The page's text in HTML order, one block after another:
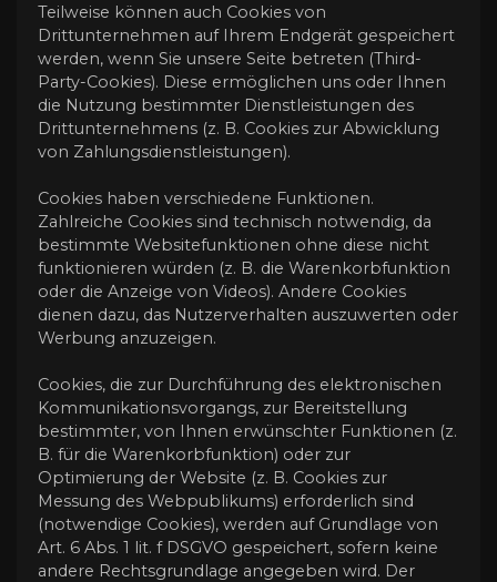
Teilweise können auch Cookies von
Drittunternehmen auf Ihrem Endgerät gespeichert
werden, wenn Sie unsere Seite betreten (Third-
Party-Cookies). Diese ermöglichen uns oder Ihnen
die Nutzung bestimmter Dienstleistungen des
Drittunternehmens (z. B. Cookies zur Abwicklung
von Zahlungsdienstleistungen).
Cookies haben verschiedene Funktionen.
Zahlreiche Cookies sind technisch notwendig, da
bestimmte Websitefunktionen ohne diese nicht
funktionieren würden (z. B. die Warenkorbfunktion
oder die Anzeige von Videos). Andere Cookies
dienen dazu, das Nutzerverhalten auszuwerten oder
Werbung anzuzeigen.
Cookies, die zur Durchführung des elektronischen
Kommunikationsvorgangs, zur Bereitstellung
bestimmter, von Ihnen erwünschter Funktionen (z.
B. für die Warenkorbfunktion) oder zur
Optimierung der Website (z. B. Cookies zur
Messung des Webpublikums) erforderlich sind
(notwendige Cookies), werden auf Grundlage von
Art. 6 Abs. 1 lit. f DSGVO gespeichert, sofern keine
andere Rechtsgrundlage angegeben wird. Der